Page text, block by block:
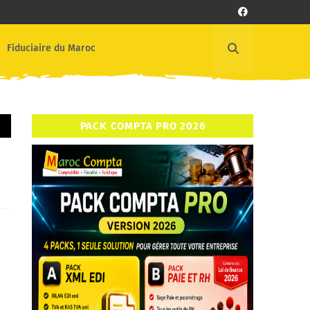
Fiduciaire du Maroc
PACK COMPTA PRO 2026